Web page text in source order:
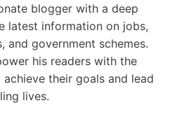
blogger with a deep
latest information on jobs,
and government schemes.
his readers with the
their goals and lead
lives.